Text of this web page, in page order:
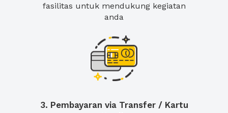
fasilitas untuk mendukung kegiatan
anda
3. Pembayaran via Transfer / Kartu